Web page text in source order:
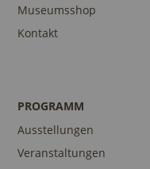
Museumsshop
Kontakt
PROGRAMM
Ausstellungen
Veranstaltungen